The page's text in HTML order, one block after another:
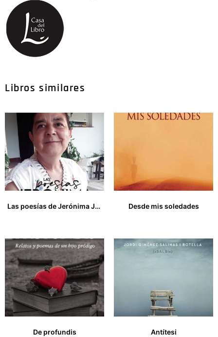
Libros similares
Las poesías de Jerónima Jiménez Gómez
Desde mis soledades
De profundis
Antítesi